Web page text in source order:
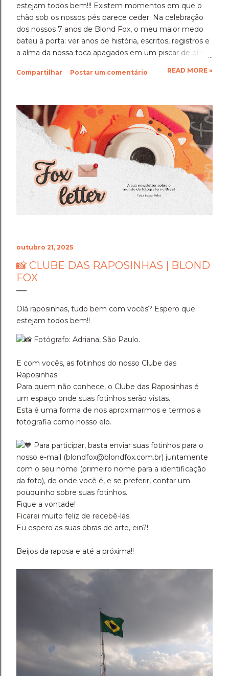
estejam todos bem!!! Existem momentos em que o
chão sob os nossos pés parece ceder. Na celebração
dos nossos 7 anos de Blond Fox, o meu maior medo
bateu à porta: ver anos de história, escritos, registros e
a alma da nossa toca apagados em um piscar de olhos,
últimos dias foram de uma tensão silenciosa e
Inteligência Artificial rotularam erroneamente milhares
de blogs legítimos pelo mundo como sites de
"conteúdo malicioso", a nossa casa virtual foi removida
do ar. E a dor foi dupla. Quando achamos que o
pesadelo tinha acabado e o blog retornou, ao entrar
em contato para contestar, um novo erro
automatizado bloqueou e removeu tudo outra vez.
Foram dias difíceis, de angústia e de pânico. Ver o
acervo de 7 anos de dedicação desaparecer duas
vezes seguidas testou os limites da min...
Compartilhar Postar um comentário READ MORE »
outubro 21, 2025
📸 CLUBE DAS RAPOSINHAS | BLOND
FOX
Olá raposinhas, tudo bem com vocês? Espero que
estejam todos bem!!
Fotógrafo: Adriana, São Paulo.
E com vocês, as fotinhos do nosso Clube das
Raposinhas.
Para quem não conhece, o Clube das Raposinhas é
um espaço onde suas fotinhos serão vistas.
Esta é uma forma de nos aproximarmos e termos a
fotografia como nosso elo.
Para participar, basta enviar suas fotinhos para o
nosso e-mail (blondfox@blondfox.com.br) juntamente
com o seu nome (primeiro nome para a identificação
da foto), de onde você é, e se preferir, contar um
pouquinho sobre suas fotinhos.
Fique a vontade!
Ficarei muito feliz de recebê-las.
Eu espero as suas obras de arte, ein?!
Beijos da raposa e até a próxima!!